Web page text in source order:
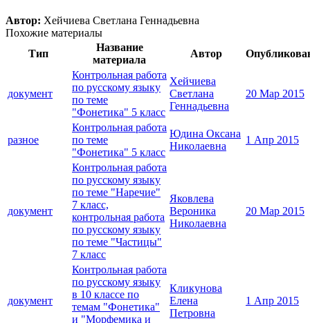
Автор: Хейчиева Светлана Геннадьевна
Похожие материалы
Тип
Название
материала
Автор
документ
Контрольная работа
по русскому языку
по теме
"Фонетика" 5 класс
Хейчиева
Светлана
Геннадьевна
20 Мар 2015
разное
Контрольная работа
по теме
"Фонетика" 5 класс
Юдина Оксана
Николаевна
1 Апр 2015
документ
Контрольная работа
по русскому языку
по теме "Наречие"
7 класс,
контрольная работа
по русскому языку
по теме "Частицы"
7 класс
Яковлева
Вероника
Николаевна
20 Мар 2015
документ
Контрольная работа
по русскому языку
в 10 классе по
темам "Фонетика"
и "Морфемика и
Кликунова
Елена
Петровна
1 Апр 2015